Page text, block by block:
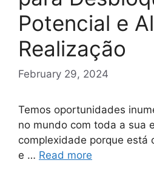
Potencial e
Realização
February 29, 2024
Temos oportunidades
no mundo com toda a sua
complexidade porque está
e … Read more